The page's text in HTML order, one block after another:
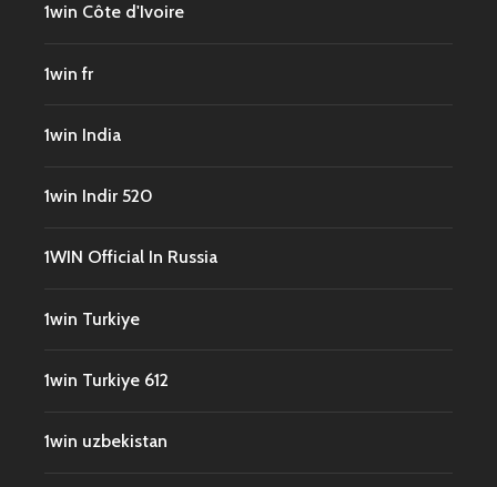
1win Côte d'Ivoire
1win fr
1win India
1win Indir 520
1WIN Official In Russia
1win Turkiye
1win Turkiye 612
1win uzbekistan